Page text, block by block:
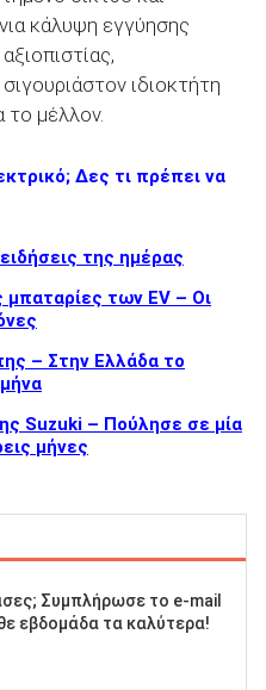
κάλυψη εγγύησης
ιδιοκτήτη
το μέλλον.
Δες τι πρέπει να
της ημέρας
μπαταρίες των EV – Οι
– Στην Ελλάδα το
Suzuki – Πούλησε σε μία
μήνες
Συμπλήρωσε το e-mail
εβδομάδα τα καλύτερα!